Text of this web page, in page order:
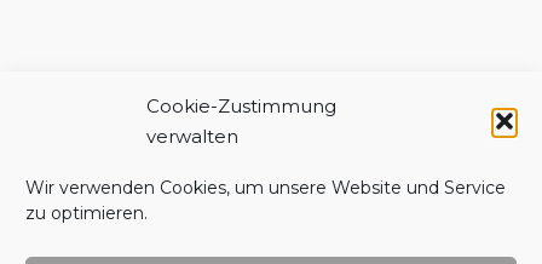
Cookie-Zustimmung
verwalten
Wir verwenden Cookies, um unsere Website und Service
zu optimieren.